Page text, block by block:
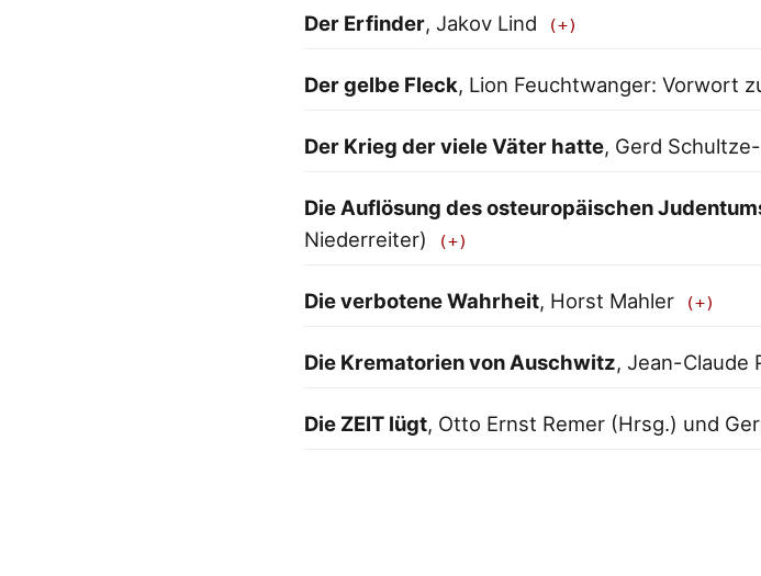
Der Erfinder, Jakov Lind
Der gelbe Fleck, Lion Feuchtwanger: Vorwort
Der Krieg der viele Väter hatte, Gerd
Die Auflösung des osteuropäischen
Niederreiter)
Die verbotene Wahrheit, Horst Mahler
Die Krematorien von Auschwitz, Jean-Claude
Die ZEIT lügt, Otto Ernst Remer (Hrsg.) und